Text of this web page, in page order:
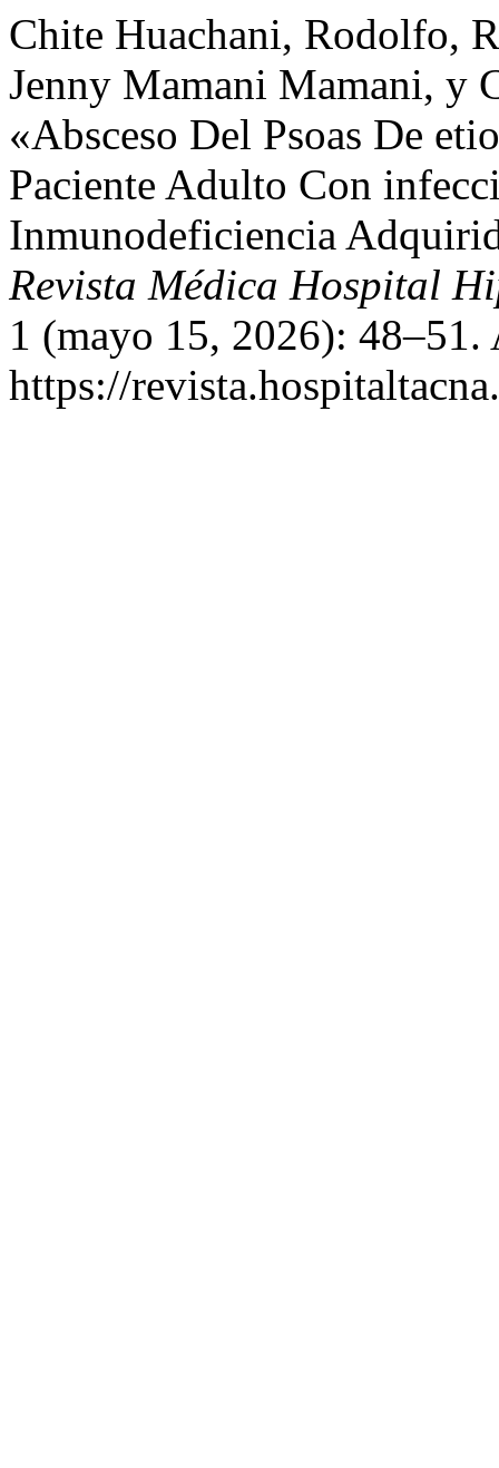
Chite Huachani, Rodolfo,
Jenny Mamani Mamani, y
«Absceso Del Psoas De
Paciente Adulto Con
Inmunodeficiencia
Revista Médica Hospital
1 (mayo 15, 2026):
https://